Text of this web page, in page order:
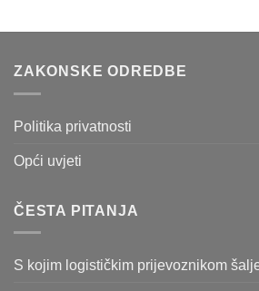
ZAKONSKE ODREDBE
Politika privatnosti
Opći uvjeti
ČESTA PITANJA
S kojim logističkim prijevoznikom